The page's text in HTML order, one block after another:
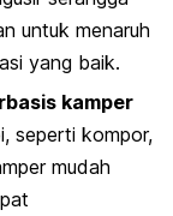
untuk menaruh
yang baik.
kamper
seperti kompor,
mudah